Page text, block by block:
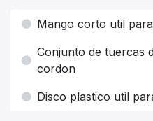
Mango corto util
Conjunto de tuercas
cordon
Disco plastico util